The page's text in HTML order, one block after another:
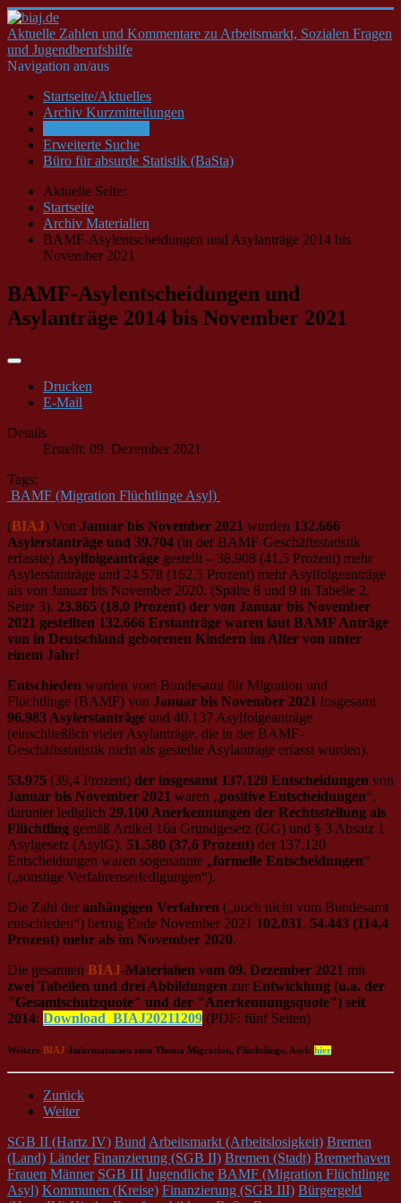
Aktuelle Zahlen und Kommentare zu Arbeitsmarkt, Sozialen Fragen
und Jugendberufshilfe
Navigation an/aus
Startseite/Aktuelles
Archiv Kurzmitteilungen
Erweiterte Suche
Büro für absurde Statistik (BaSta)
Aktuelle Seite:
Startseite
Archiv Materialien
BAMF-Asylentscheidungen und Asylanträge 2014 bis
November 2021
BAMF-Asylentscheidungen und
Asylanträge 2014 bis November 2021
Drucken
E-Mail
Details
Erstellt: 09. Dezember 2021
Tags:
BAMF (Migration Flüchtlinge Asyl)
(BIAJ) Von Januar bis November 2021 wurden 132.666
Asylerstanträge und 39.704 (in der BAMF-Geschäftsstatistik
erfasste) Asylfolgeanträge gestellt – 38.908 (41,5 Prozent) mehr
Asylerstanträge und 24.578 (162,5 Prozent) mehr Asylfolgeanträge
als von Januar bis November 2020. (Spalte 8 und 9 in Tabelle 2,
Seite 3). 23.865 (18,0 Prozent) der von Januar bis November
2021 gestellten 132.666 Erstanträge waren laut BAMF Anträge
von in Deutschland geborenen Kindern im Alter von unter
einem Jahr!
Entschieden wurden vom Bundesamt für Migration und
Flüchtlinge (BAMF) von Januar bis November 2021 insgesamt
96.983 Asylerstanträge und 40.137 Asylfolgeanträge
(einschließlich vieler Asylanträge, die in der BAMF-
Geschäftsstatistik nicht als gestellte Asylanträge erfasst wurden).
53.975 (39,4 Prozent) der insgesamt 137.120 Entscheidungen von
Januar bis November 2021 waren „positive Entscheidungen“,
darunter lediglich 29.100 Anerkennungen der Rechtsstellung als
Flüchtling gemäß Artikel 16a Grundgesetz (GG) und § 3 Absatz 1
Asylgesetz (AsylG). 51.580 (37,6 Prozent) der 137.120
Entscheidungen waren sogenannte „formelle Entscheidungen“
(„sonstige Verfahrenserledigungen“).
Die Zahl der anhängigen Verfahren („noch nicht vom Bundesamt
entschieden“) betrug Ende November 2021 102.031, 54.443 (114,4
Prozent) mehr als im November 2020.
Die gesamten BIAJ-Materialien vom 09. Dezember 2021 mit
zwei Tabellen und drei Abbildungen zur Entwicklung (u.a. der
"Gesamtschutzquote" und der "Anerkennungsquote") seit
2014: Download_BIAJ20211209 (PDF: fünf Seiten)
Weitere BIAJ-Informationen zum Thema Migration, Flüchtlinge, Asyl: hier
Zurück
Weiter
SGB II (Hartz IV) Bund Arbeitsmarkt (Arbeitslosigkeit) Bremen
(Land) Länder Finanzierung (SGB II) Bremen (Stadt) Bremerhaven
Frauen Männer SGB III Jugendliche BAMF (Migration Flüchtlinge
Asyl) Kommunen (Kreise) Finanzierung (SGB III) Bürgergeld